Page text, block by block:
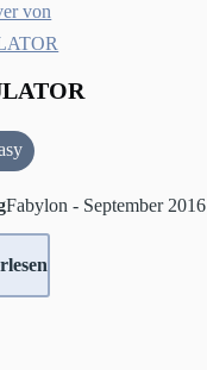
Fabylon - September 2016